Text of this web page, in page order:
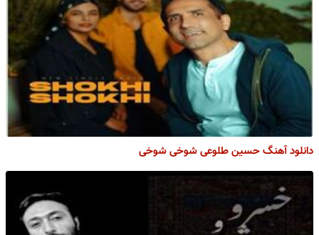
دانلود آهنگ حسین طلوعی شوخی شوخی